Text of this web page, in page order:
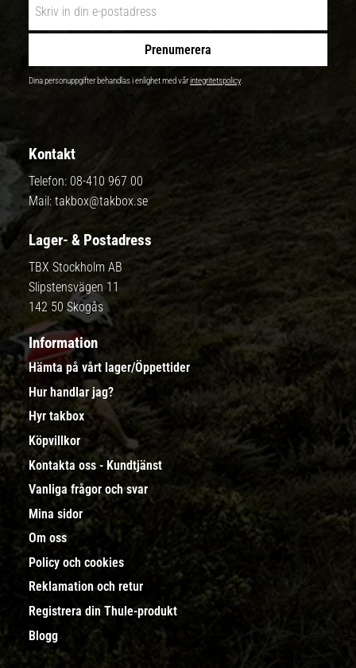
Prenumerera
Dina personuppgifter behandlas i enlighet med vårintegritetspolicy.
Kontakt
Telefon: 08-410 967 00
Mail: takbox@takbox.se
Lager- & Postadress
TBX Stockholm AB
Slipstensvägen 11
142 50 Skogås
Information
Hämta på vårt lager/Öppettider
Hur handlar jag?
Hyr takbox
Köpvillkor
Kontakta oss - Kundtjänst
Vanliga frågor och svar
Mina sidor
Om oss
Policy och cookies
Reklamation och retur
Registrera din Thule-produkt
Blogg